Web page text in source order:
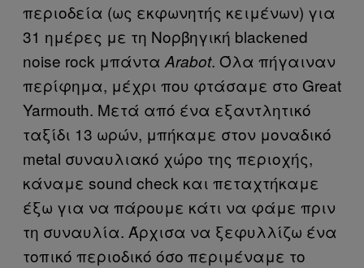
περιοδεία (ως εκφωνητής κειμένων) για
31 ημέρες με τη Νορβηγική blackened
noise rock μπάντα Arabot. Όλα πήγαιναν
περίφημα, μέχρι που φτάσαμε στο Great
Yarmouth. Μετά από ένα εξαντλητικό
ταξίδι 13 ωρών, μπήκαμε στον μοναδικό
metal συναυλιακό χώρο της περιοχής,
κάναμε sound check και πεταχτήκαμε
έξω για να πάρουμε κάτι να φάμε πριν
τη συναυλία. Άρχισα να ξεφυλλίζω ένα
τοπικό περιοδικό όσο περιμέναμε το